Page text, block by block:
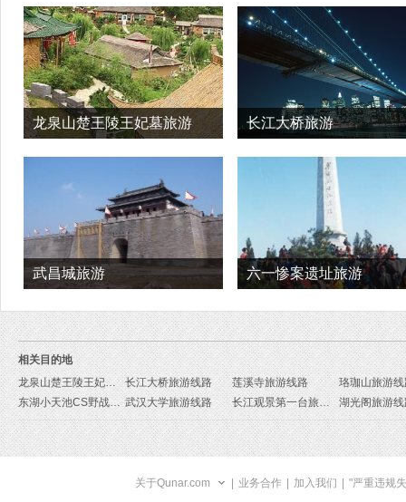
龙泉山楚王陵王妃墓旅游 长江大桥旅游
武昌城旅游 六一惨案遗址旅游
相关目的地
龙泉山楚王陵王妃墓旅游线路
长江大桥旅游线路 莲溪寺旅游线路
珞珈山旅游
东湖小天池CS野战旅游线路 武汉大学旅游线路 长江观景第一台旅游线路 湖光阁旅游
关于Qunar.com 业务合作 加入我们 "严重违规